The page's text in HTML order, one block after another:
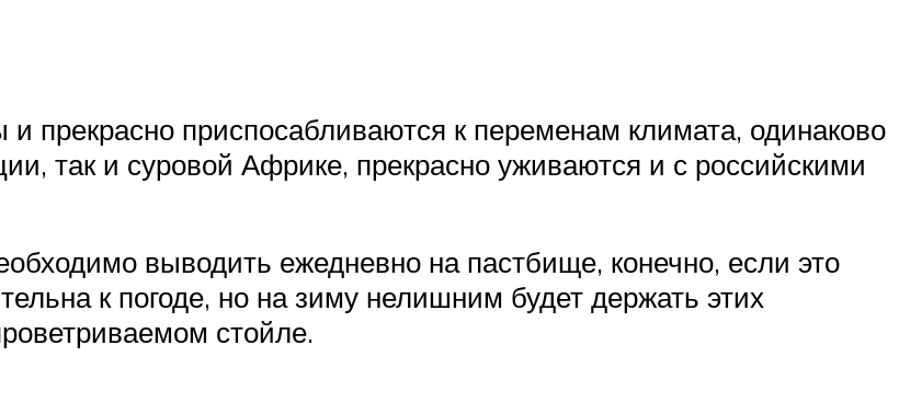
прекрасно приспосабливаются к переменам климата, одинаково
так и суровой Африке, прекрасно уживаются и с российскими
выводить ежедневно на пастбище, конечно, если это
к погоде, но на зиму нелишним будет держать этих
стойле.